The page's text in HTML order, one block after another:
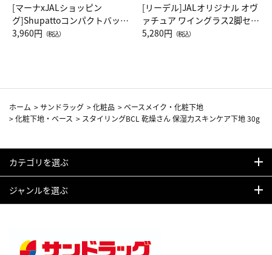
[マーナxJALショッピン
グ]Shupattoコンパクトバッグ
Drop JAL客室乗務員（LC）ス
3,960円 （税込）
[リーデル]JALオリジナル オヴ
ァチュア ワイングラス2脚セッ
ト（レッドワイン）
5,280円 （税込）
ホーム >サンドラッグ >化粧品 >ベースメイク・化粧下地
>化粧下地・ベース > スタイリングBCL 乾燥さん 保湿力スキンケア下地 30g
カテゴリを選ぶ
ジャンルを選ぶ